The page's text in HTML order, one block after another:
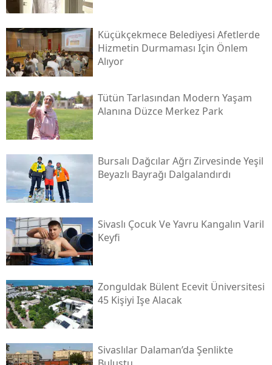
Küçükçekmece Belediyesi Afetlerde
Hizmetin Durmaması Için Önlem
Alıyor
Tütün Tarlasından Modern Yaşam
Alanına Düzce Merkez Park
Bursalı Dağcılar Ağrı Zirvesinde Yeşil
Beyazlı Bayrağı Dalgalandırdı
Sivaslı Çocuk Ve Yavru Kangalın Varil
Keyfi
Zonguldak Bülent Ecevit Üniversitesi
45 Kişiyi Işe Alacak
Sivaslılar Dalaman’da Şenlikte